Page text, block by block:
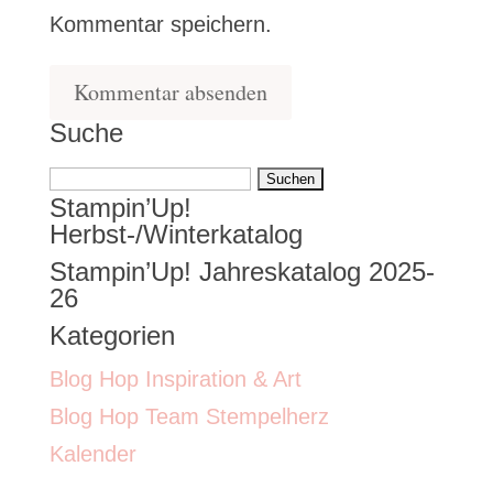
Kommentar speichern.
Suche
Suchen
nach:
Stampin’Up!
Herbst-/Winterkatalog
Stampin’Up! Jahreskatalog 2025-
26
Kategorien
Blog Hop Inspiration & Art
Blog Hop Team Stempelherz
Kalender